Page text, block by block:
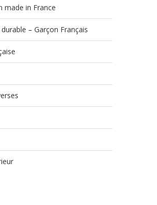
made in France
– Garçon Français